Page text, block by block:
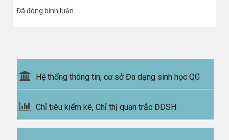
Đã đóng bình luận.
Hệ thống thông tin, cơ sở Đa dạng sinh học QG
Chỉ tiêu kiểm kê, Chỉ thị quan trắc ĐDSH